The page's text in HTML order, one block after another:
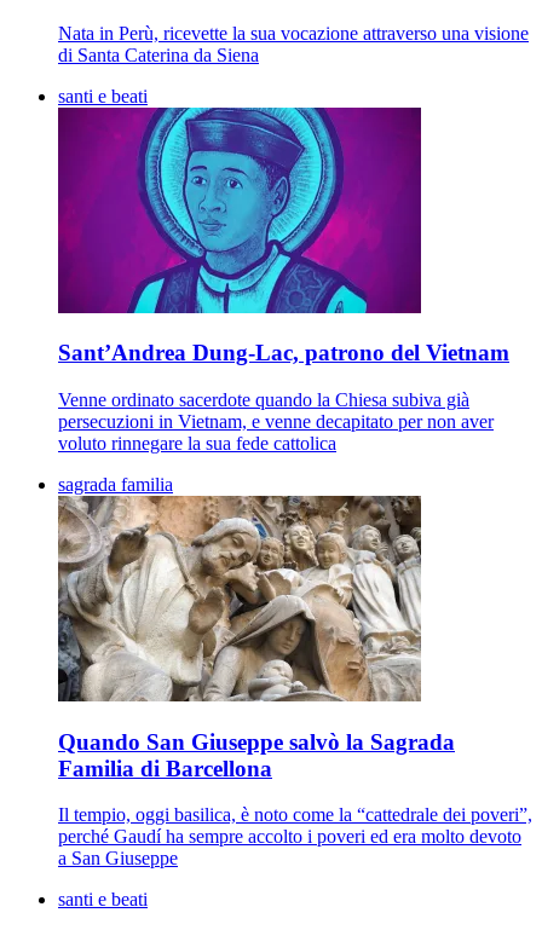
Nata in Perù, ricevette la sua vocazione attraverso una visione
di Santa Caterina da Siena
santi e beati
Sant’Andrea Dung-Lac, patrono del Vietnam
Venne ordinato sacerdote quando la Chiesa subiva già
persecuzioni in Vietnam, e venne decapitato per non aver
voluto rinnegare la sua fede cattolica
sagrada familia
Quando San Giuseppe salvò la Sagrada
Familia di Barcellona
Il tempio, oggi basilica, è noto come la “cattedrale dei poveri”,
perché Gaudí ha sempre accolto i poveri ed era molto devoto
a San Giuseppe
santi e beati